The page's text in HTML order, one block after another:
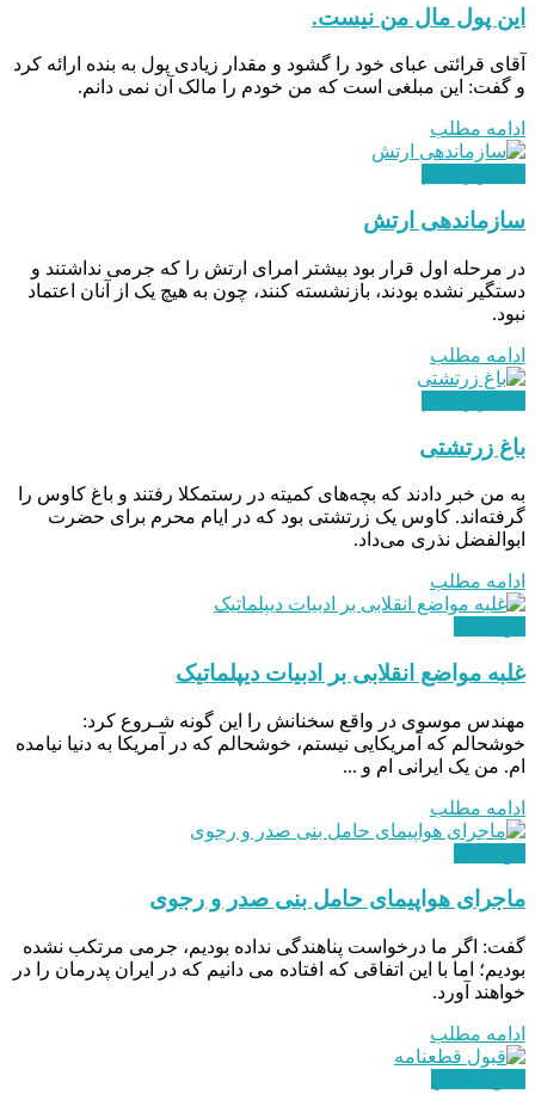
این پول مال من نیست.
آقای قرائتی عبای خود را گشود و مقدار زیادی پول به بنده ارائه کرد
و گفت: این مبلغی است که من خودم را مالک آن نمی دانم.
ادامه مطلب
سازماندهی ارتش
در مرحله‌ اول قرار بود بیشتر امرای ارتش را که جرمی نداشتند و
دستگیر نشده بودند، بازنشسته کنند، چون به هیچ یک از آنان اعتماد
نبود.
ادامه مطلب
باغ زرتشتی
به من خبر دادند که بچه‌های کمیته در رستمکلا رفتند و باغ کاوس را
گرفته‌اند. کاوس یک زرتشتی بود که در ایام محرم برای حضرت
ابوالفضل نذری می‌داد.
ادامه مطلب
غلبه مواضع انقلابی بر ادبیات دیپلماتیک
مهندس موسوی در واقع سخنانش را این گونه شـروع کرد:
خوشحالم که آمریکایی نیستم، خوشحالم که در آمریکا به دنیا نیامده
ام. من یک ایرانی ام و ...
ادامه مطلب
ماجرای هواپیمای حامل بنی صدر و رجوی
گفت: اگر ما درخواست پناهندگی نداده بودیم، جرمی مرتکب نشده
بودیم؛ اما با این اتفاقی که افتاده می دانیم که در ایران پدرمان را در
خواهند آورد.
ادامه مطلب